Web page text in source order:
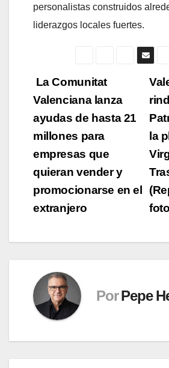
personalistas construidos
liderazgos locales fuertes.
Navegación
de
entradas
la
La Comunitat
Valenciana lanza
ayudas de hasta 21
millones para
empresas que
quieran vender y
promocionarse en el
extranjero
Por Pepe